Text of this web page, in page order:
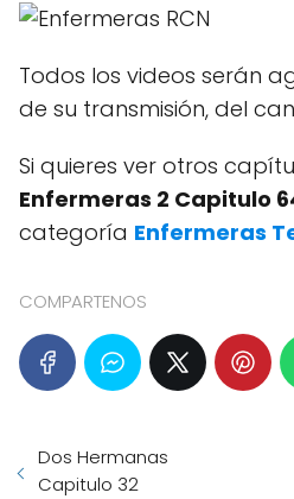
Todos los videos serán
de su transmisión, del
Si quieres ver otros
Enfermeras 2 Capitulo
categoría Enfermeras
COMPARTENOS
Dos Hermanas
Capitulo 32